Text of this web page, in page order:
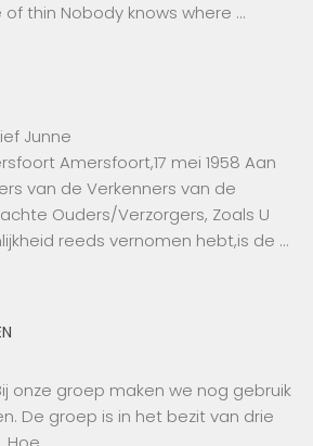
of thin Nobody knows where …
Junne
Amersfoort,17 mei 1958 Aan
van de Verkenners van de
Ouders/Verzorgers, Zoals U
reeds vernomen hebt,is de …
onze groep maken we nog gebruik
De groep is in het bezit van drie